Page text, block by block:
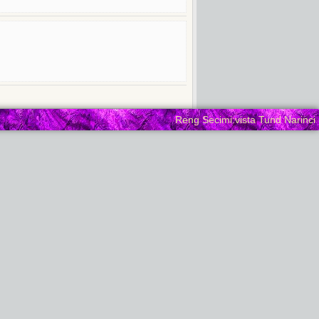
Reng Secimi:vista Tund Narinci